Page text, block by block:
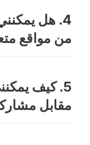
4. هل
من مواقع
5. كيف
مقابل